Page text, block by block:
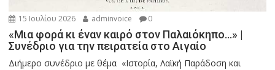
15 Ιουλίου 2026 adminvoice 0
«Μια φορά κι έναν καιρό στον Παλαιόκηπο…» |
Συνέδριο για την πειρατεία στο Αιγαίο
Διήμερο συνέδριο με θέμα «Ιστορία, Λαϊκή Παράδοση και